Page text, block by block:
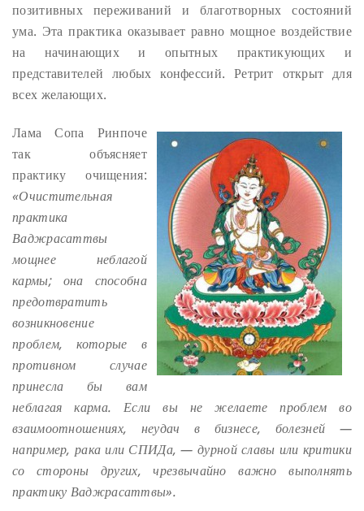
позитивных переживаний и благотворных состояний
ума. Эта практика оказывает равно мощное воздействие
на начинающих и опытных практикующих и
представителей любых конфессий. Ретрит открыт для
всех желающих.
Лама Сопа Ринпоче
так объясняет
практику очищения:
«Очистительная
практика
Ваджрасаттвы
мощнее неблагой
кармы; она способна
предотвратить
возникновение
проблем, которые в
противном случае
принесла бы вам
неблагая карма. Если вы не желаете проблем во
взаимоотношениях, неудач в бизнесе, болезней —
например, рака или СПИДа, — дурной славы или критики
со стороны других, чрезвычайно важно выполнять
практику Ваджрасаттвы».